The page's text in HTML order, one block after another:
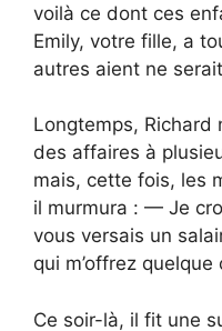
voilà ce dont ces
Emily, votre fille, a
autres aient ne
Longtemps, Richard
des affaires à
mais, cette fois, les
il murmura : — Je
vous versais un
qui m’offrez
Ce soir-là, il fit une